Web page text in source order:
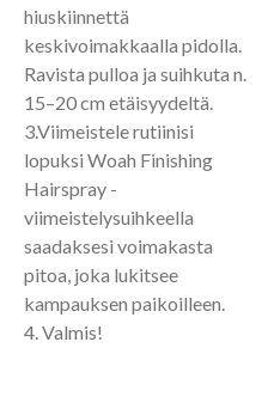
hiuskiinnettä
keskivoimakkaalla pidolla.
Ravista pulloa ja suihkuta n.
15–20 cm etäisyydeltä.
3.Viimeistele rutiinisi
lopuksi Woah Finishing
Hairspray -
viimeistelysuihkeella
saadaksesi voimakasta
pitoa, joka lukitsee
kampauksen paikoilleen.
4. Valmis!